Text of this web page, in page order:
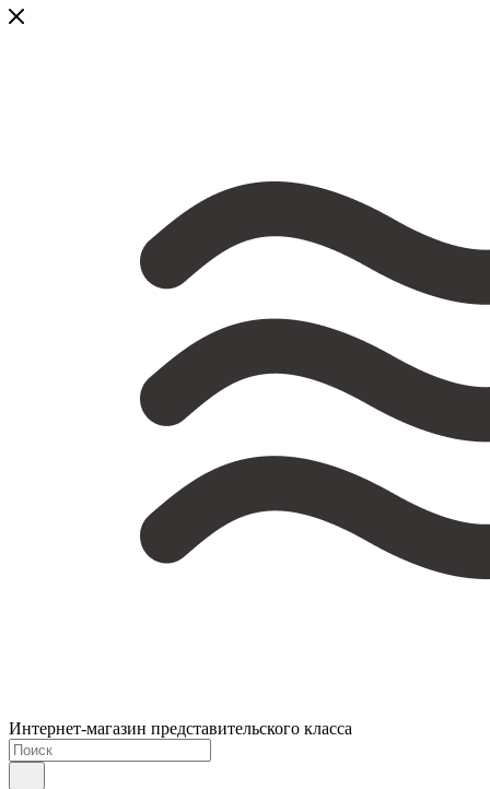
Интернет-магазин представительского класса